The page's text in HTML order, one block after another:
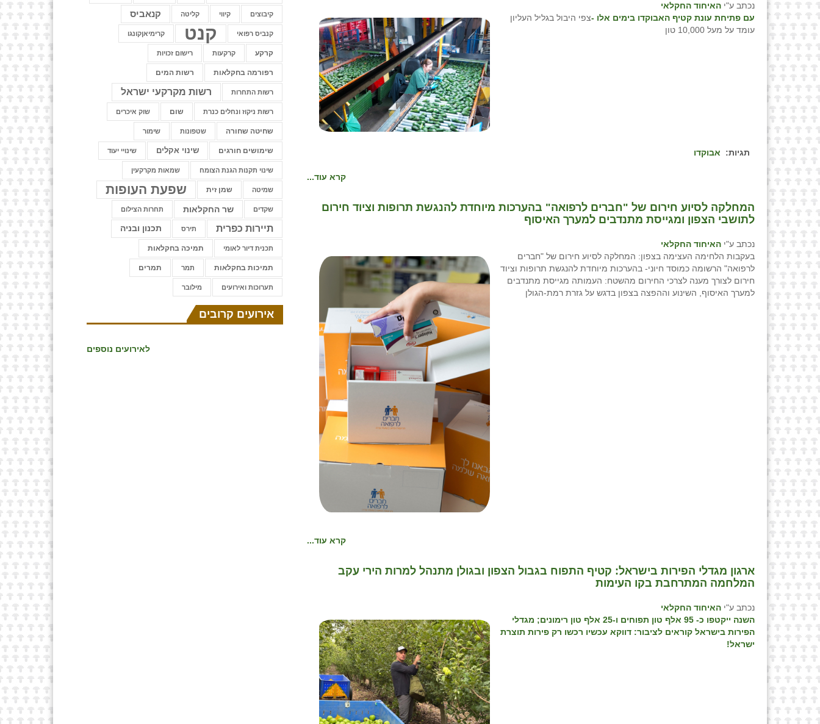
נכתב ע"י האיחוד החקלאי
עם פתיחת עונת קטיף האבוקדו בימים אלו -צפי היבול בגליל העליון
עומד על מעל 10,000 טון
תגיות: אבוקדו
קרא עוד...
המחלקה לסיוע חירום של "חברים לרפואה" בהערכות מיוחדת להנגשת תרופות וציוד חירום
לתושבי הצפון ומגייסת מתנדבים למערך האיסוף
נכתב ע"י האיחוד החקלאי
בעקבות הלחימה העצימה בצפון: המחלקה לסיוע חירום של "חברים
לרפואה" הרשומה כמוסד חיוני- בהערכות מיוחדת להנגשת תרופות וציוד
חירום לצורך מענה לצרכי החירום מהשטח: העמותה מגייסת מתנדבים
למערך האיסוף, השינוע וההפצה בצפון בדגש על גזרת רמת-הגולן
קרא עוד...
ארגון מגדלי הפירות בישראל: קטיף התפוח בגבול הצפון ובגולן מתנהל למרות הירי עקב
המלחמה המתרחבת בקו העימות
נכתב ע"י האיחוד החקלאי
השנה ייקטפו כ- 95 אלף טון תפוחים ו-25 אלף טון רימונים; מגדלי
הפירות בישראל קוראים לציבור: דווקא עכשיו רכשו רק פירות תוצרת
ישראל!
קיבוצים קיווי קליטה קנאביס
קנביס רפואי קנט קרימיאןקונגו
קרקע קרקעות רישום זכויות
רפורמה בחקלאות רשות המים
רשות התחרות רשות מקרקעי ישראל
רשות ניקוז ונחלים כנרת שום שוק איכרים
שחיטה שחורה שטפונות שימור
שימושים חורגים שינוי אקלים שינויי יעוד
שינוי תקנות הגנת הצומח שמאות מקרקעין
שמיטה שמן זית שפעת העופות
שקדים שר החקלאות תחרות הצילום
תיירות כפרית תירס תכנון ובניה
תכנית דיור לאומי תמיכה בחקלאות
תמיכות בחקלאות תמר תמרים
תערוכות ואירועים ⁨מילובר
אירועים קרובים
לאירועים נוספים